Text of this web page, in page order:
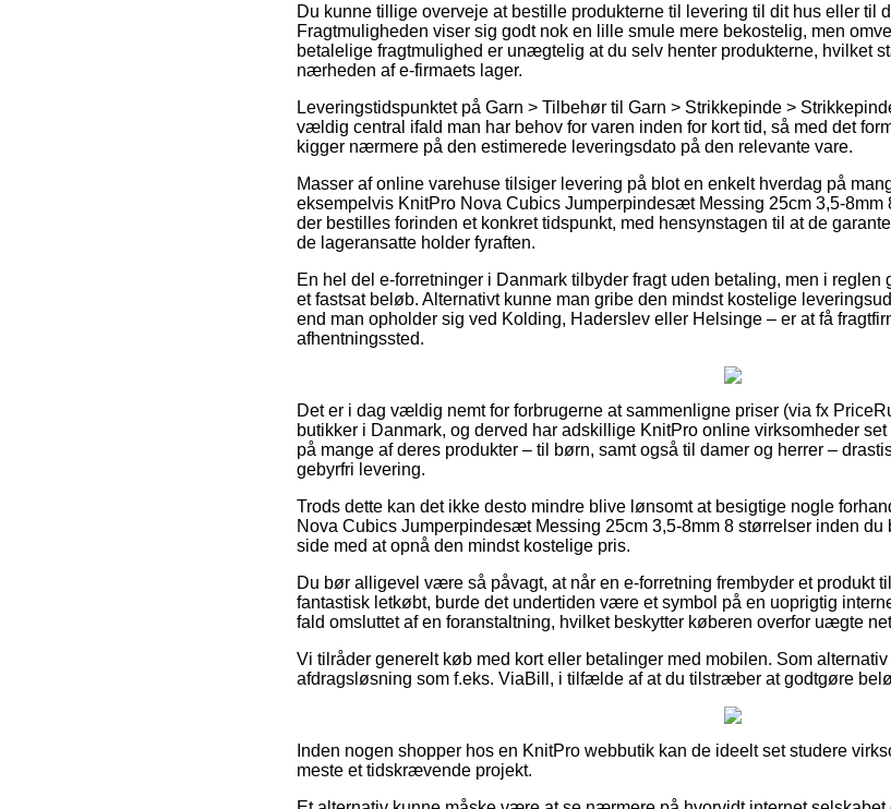
Du kunne tillige overveje at bestille produkterne til levering til dit hus eller til
Fragtmuligheden viser sig godt nok en lille smule mere bekostelig, men
betalelige fragtmulighed er unægtelig at du selv henter produkterne, hvilket
nærheden af e-firmaets lager.
Leveringstidspunktet på Garn > Tilbehør til Garn > Strikkepinde >
vældig central ifald man har behov for varen inden for kort tid, så med det
kigger nærmere på den estimerede leveringsdato på den relevante vare.
Masser af online varehuse tilsiger levering på blot en enkelt hverdag på
eksempelvis KnitPro Nova Cubics Jumperpindesæt Messing 25cm 3,5-
der bestilles forinden et konkret tidspunkt, med hensynstagen til at de
de lageransatte holder fyraften.
En hel del e-forretninger i Danmark tilbyder fragt uden betaling, men i
et fastsat beløb. Alternativt kunne man gribe den mindst kostelige
end man opholder sig ved Kolding, Haderslev eller Helsinge – er at få
afhentningssted.
Det er i dag vældig nemt for forbrugerne at sammenligne priser (via fx
butikker i Danmark, og derved har adskillige KnitPro online virksomheder
på mange af deres produkter – til børn, samt også til damer og herrer –
gebyrfri levering.
Trods dette kan det ikke desto mindre blive lønsomt at besigtige nogle
Nova Cubics Jumperpindesæt Messing 25cm 3,5-8mm 8 størrelser inden du
side med at opnå den mindst kostelige pris.
Du bør alligevel være så påvagt, at når en e-forretning frembyder et produkt
fantastisk letkøbt, burde det undertiden være et symbol på en uoprigtig
fald omsluttet af en foranstaltning, hvilket beskytter køberen overfor uægte
Vi tilråder generelt køb med kort eller betalinger med mobilen. Som
afdragsløsning som f.eks. ViaBill, i tilfælde af at du tilstræber at godtgøre
Inden nogen shopper hos en KnitPro webbutik kan de ideelt set studere
meste et tidskrævende projekt.